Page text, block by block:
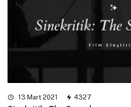
13 Mart 2021 4327